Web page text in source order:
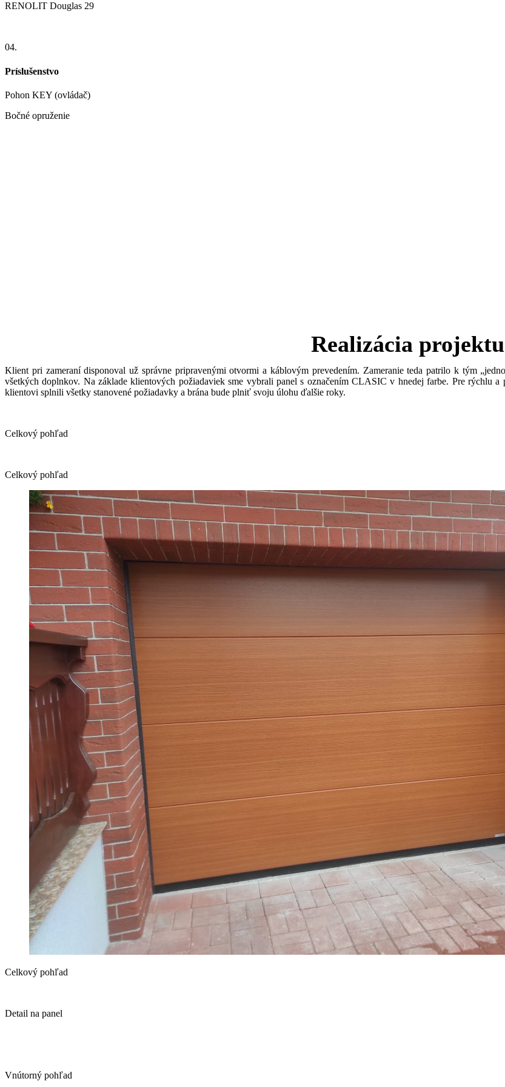
RENOLIT Douglas 29
04.
Príslušenstvo
Pohon KEY (ovládač)
Bočné opruženie
Realizácia projektu
Klient pri zameraní disponoval už správne pripravenými otvormi a káblovým prevedením. Zameranie teda patrilo k tým
všetkých doplnkov. Na základe klientových požiadaviek sme vybrali panel s označením CLASIC v hnedej farbe. Pre rýchlu
klientovi splnili všetky stanovené požiadavky a brána bude plniť svoju úlohu ďalšie roky.
Celkový pohľad
Celkový pohľad
Celkový pohľad
Detail na panel
Vnútorný pohľad